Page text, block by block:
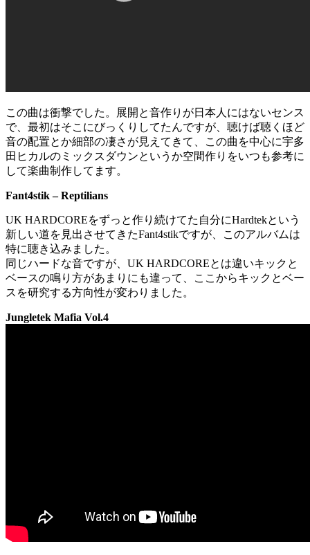
この曲は衝撃でした。展開と音作りが日本人にはないセンス
で、最初はそこにびっくりしてたんですが、聴けば聴くほど
音の配置とか細部の凄さが見えてきて、この曲を中心に宇多
田ヒカルのミックスダウンというか空間作りをいつも参考に
して楽曲制作してます。
Fant4stik – Reptilians
UK HARDCOREをずっと作り続けてた自分にHardtekという
新しい道を見出させてきたFant4stikですが、このアルバムは
特に聴き込みました。
同じハードな音ですが、UK HARDCOREとは違いキックと
ベースの鳴り方があまりにも違って、ここからキックとベー
スを研究する方向性が変わりました。
Jungletek Mafia Vol.4